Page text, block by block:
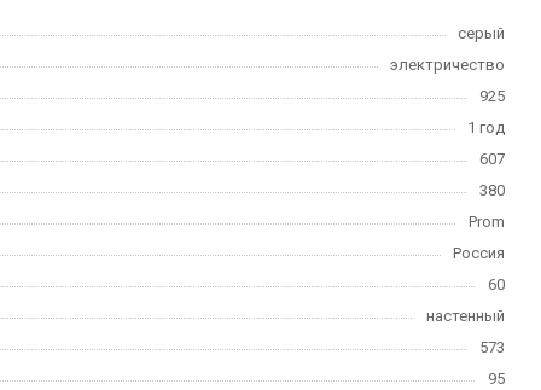
серый
электричество
925
1 год
607
380
Prom
Россия
60
настенный
573
95